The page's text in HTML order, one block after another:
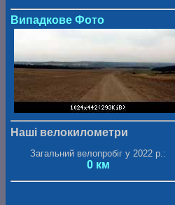
Випадкове Фото
Наші велокилометри
Загальний велопробіг у 2022 р.:
0 км